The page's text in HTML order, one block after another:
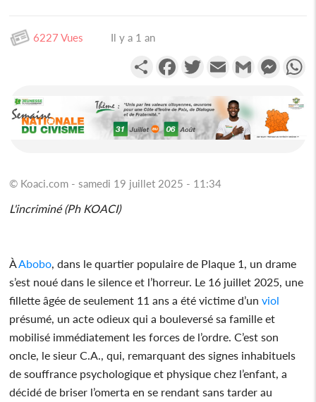
6227 Vues Il y a 1 an
PartagerFacebookTwitterEmail Gmail
© Koaci.com - samedi 19 juillet 2025 - 11:34
L'incriminé (Ph KOACI)
ÀAbobo, dans le quartier populaire de Plaque 1, un drame
s’est noué dans le silence et l’horreur. Le 16 juillet 2025, une
fillette âgée de seulement 11 ans a été victime d’unviol
présumé, un acte odieux qui a bouleversé sa famille et
mobilisé immédiatement les forces de l’ordre. C’est son
oncle, le sieur C.A., qui, remarquant des signes inhabituels
de souffrance psychologique et physique chez l’enfant, a
décidé de briser l’omerta en se rendant sans tarder au